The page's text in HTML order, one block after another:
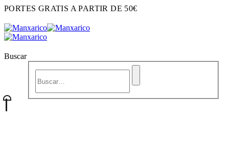
PORTES GRATIS A PARTIR DE 50€
Buscar